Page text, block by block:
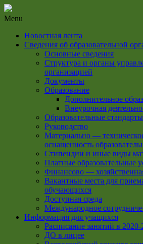
Menu
Новостная лента
Сведения об образовательной
Основные сведения
Структура и органы
организацией
Документы
Образование
Дополнительное
Внеурочная
Образовательные
Руководство
Материально —
оснащенность
Стипендии и иные виды
Платные образовательные
Финансово —
Вакантные места для
обучающихся
Доступная среда
Международное
Информация для учащихся
Расписание занятий в
ДО в лицее